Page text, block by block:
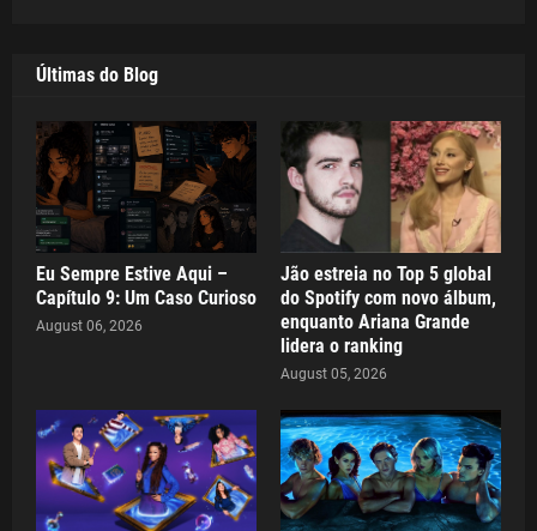
Últimas do Blog
Eu Sempre Estive Aqui –
Capítulo 9: Um Caso Curioso
August 06, 2026
Jão estreia no Top 5 global
do Spotify com novo álbum,
enquanto Ariana Grande
lidera o ranking
August 05, 2026